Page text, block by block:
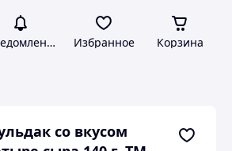
Избранное Корзина
со вкусом